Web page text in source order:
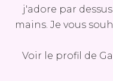
j'adore par
mains. Je vous
Voir le profil de